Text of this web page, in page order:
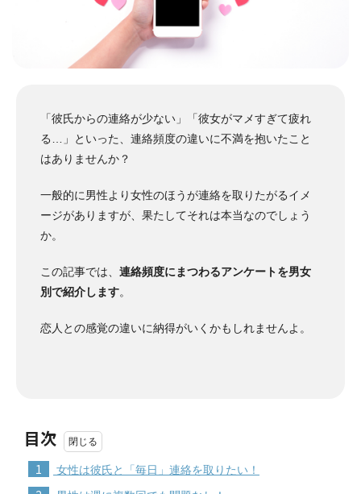
「彼氏からの連絡が少ない」「彼女がマメすぎて疲れ
る…」といった、連絡頻度の違いに不満を抱いたこと
はありませんか？
一般的に男性より女性のほうが連絡を取りたがるイメ
ージがありますが、果たしてそれは本当なのでしょう
か。
この記事では、 連絡頻度にまつわるアンケートを男女
別で紹介します。
恋人との感覚の違いに納得がいくかもしれませんよ。
目次
1 女性は彼氏と「毎日」連絡を取りたい！